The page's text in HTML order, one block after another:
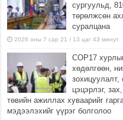
сургуульд,
төрөлжсөн
суралцана
2026 оны 7 сар 21 / 13 цаг 43 минут
COP17
хөдөлгөөн,
зохицуулалт,
цэцэрлэг,
төвийн ажиллах хуваарийг
мэдээлэхийг үүрэг болголоо